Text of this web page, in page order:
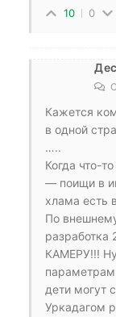
10 0
Кажется
в одной
…..
Когда что-
— поищи в
хлама есть
По
разработка
КАМЕРУ!!!
параметрам
дети могут
Уркадагом